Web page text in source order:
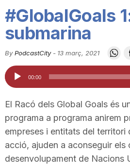
C
i
u
t
#GlobalGoals
submarina
By PodcastCity- 13 març, 2021
Reproductor
d'àudio
00:00
El Racó dels Global Goals és
programa a programa anirem
empreses i entitats del territori
acció, ajuden a aconseguir els
desenvolupament de Nacions